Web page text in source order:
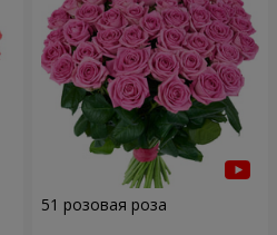
51 розовая роза